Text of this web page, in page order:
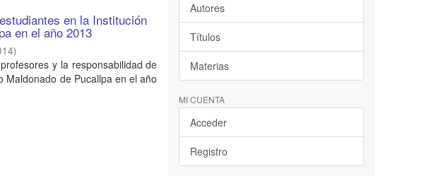
en la Institución
en el año 2013
)
y la responsabilidad de
Maldonado de Pucallpa en el año
Autores
Títulos
Materias
MI CUENTA
Acceder
Registro